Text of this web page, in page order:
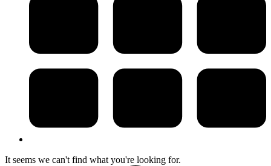
It seems we can't find what you're looking for.